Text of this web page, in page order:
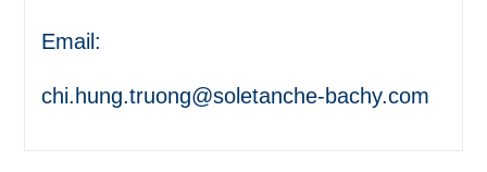
Email:
chi.hung.truong@soletanche-bachy.com